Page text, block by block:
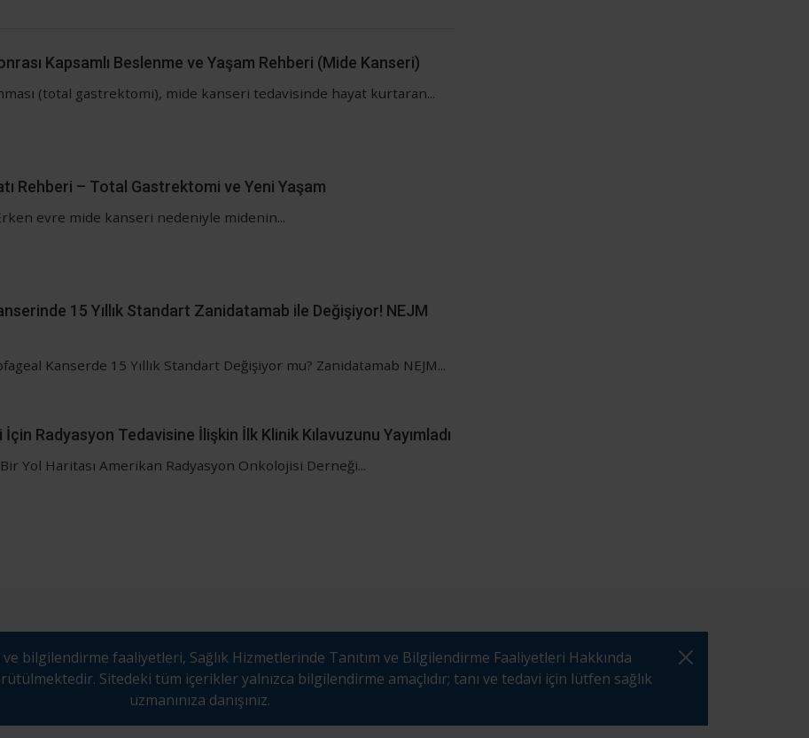
Kapsamlı Beslenme ve Yaşam Rehberi (Mide Kanseri)
(total gastrektomi), mide kanseri tedavisinde hayat kurtaran...
Rehberi – Total Gastrektomi ve Yeni Yaşam
evre mide kanseri nedeniyle midenin...
15 Yıllık Standart Zanidatamab ile Değişiyor! NEJM
Kanserde 15 Yıllık Standart Değişiyor mu? Zanidatamab NEJM...
Radyasyon Tedavisine İlişkin İlk Klinik Kılavuzunu Yayımladı
Bir Yol Haritası Amerikan Radyasyon Onkolojisi Derneği...
bilgilendirme faaliyetleri, Sağlık Hizmetlerinde Tanıtım ve Bilgilendirme Faaliyetleri Hakkında
Sitedeki tüm içerikler yalnızca bilgilendirme amaçlıdır; tanı ve tedavi için lütfen sağlık
uzmanınıza danışınız.